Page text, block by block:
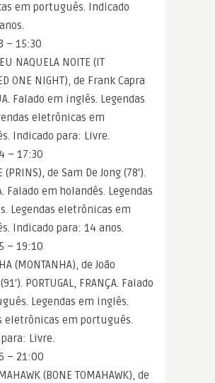
em português. Indicado
– 15:30
NAQUELA NOITE (IT
ONE NIGHT), de Frank Capra
Falado em inglês. Legendas
eletrônicas em
Indicado para: Livre.
– 17:30
(PRINS), de Sam De Jong (78′).
Falado em holandês. Legendas
Legendas eletrônicas em
Indicado para: 14 anos.
– 19:10
(MONTANHA), de João
PORTUGAL, FRANÇA. Falado
Legendas em inglês.
eletrônicas em português.
Livre.
– 21:00
(BONE TOMAHAWK), de